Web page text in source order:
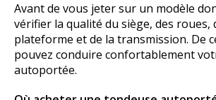
Avant de vous jeter sur un modèle
vérifier la qualité du siège, des roues,
plateforme et de la transmission. De
pouvez conduire confortablement
autoportée.